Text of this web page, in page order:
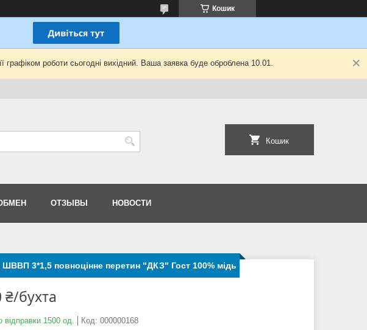
Кошик
роботи сьогодні вихідний. Ваша заявка буде оброблена 10.01.
Кошик
ОТЗЫВЫ НОВОСТИ
ШВВП 3*1,5 повноцінне перетин "ДКЗ" Гост 100% мідь
₴/бухта
відправки 1500 од. Код: 000000168